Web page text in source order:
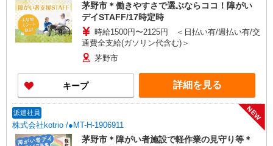
茅野市＊働きやすさで選ぶならココ！障がい
デイSTAFF/17時定時
時給1500円〜2125円 ＜日払い有/週払い有/交
通費全支給(ガソリン代含む)＞
茅野市
キープ 詳細を見る
派遣社員
株式会社kotrio /●MT-H-1906911
NEW
茅野市＊障がい者施設で軽作業の見守り等＊